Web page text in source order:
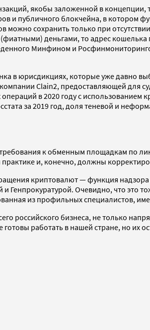
якобы заложенной в
и публичного блокчейна, в котором
можно сохранить только при
деньгами, то адрес
Минфином и
в юрисдикциях, которые уже давно
Clain2, предоставляющей для
в 2020 году с использованием
за 2019 год, доля теневой и
к обменным площадкам по
и, конечно, должны
криптовалют — функция
Очевидно, что это
из профильных специалистов,
российского бизнеса, не только
работать в нашей стране, но